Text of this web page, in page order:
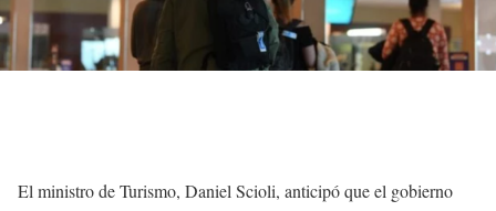
El ministro de Turismo, Daniel Scioli, anticipó que el gobierno